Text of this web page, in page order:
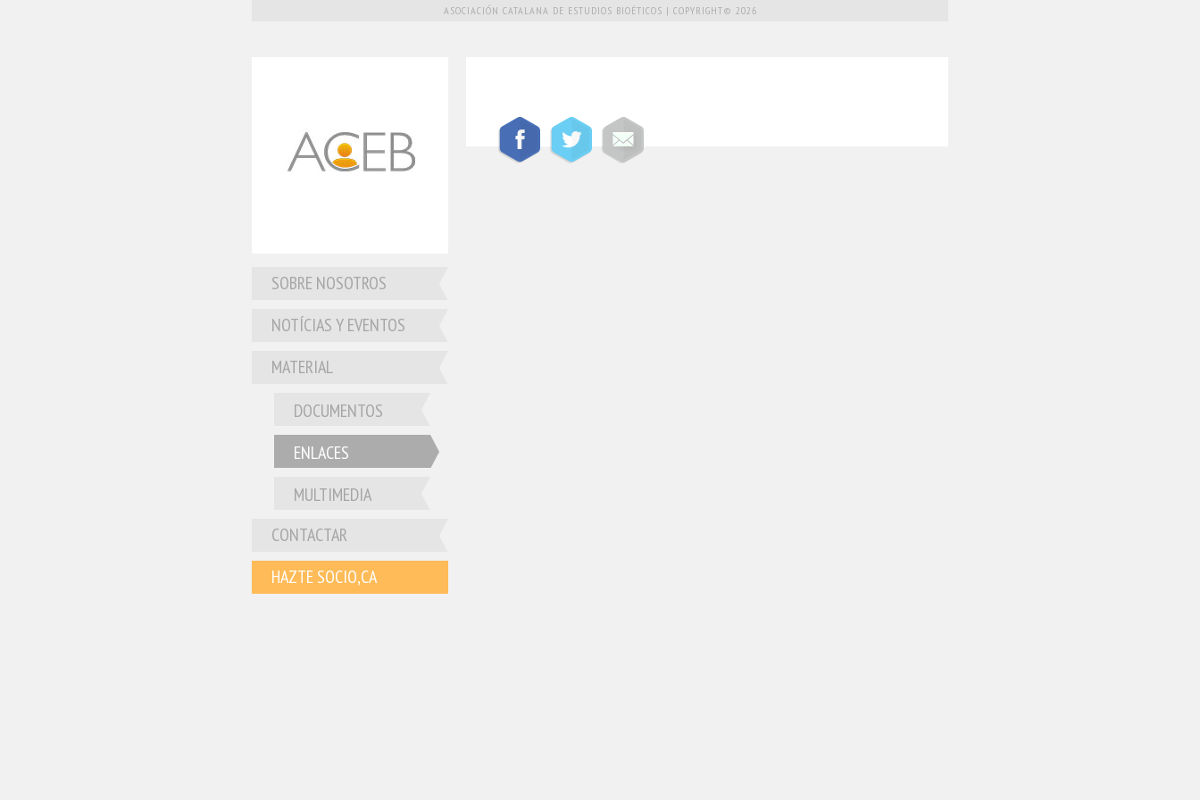
ASOCIACIÓN CATALANA DE ESTUDIOS BIOÉTICOS | COPYRIGHT© 2026
SOBRE NOSOTROS
NOTÍCIAS Y EVENTOS
MATERIAL
DOCUMENTOS
ENLACES
MULTIMEDIA
CONTACTAR
HAZTE SOCIO,CA